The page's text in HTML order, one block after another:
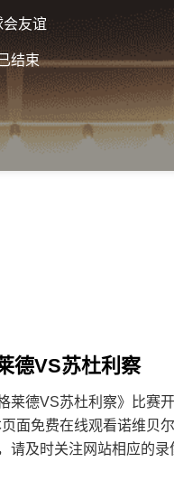
会友谊
结束
德VS苏杜利察
德VS苏杜利察》比赛
面免费在线观看诺维贝
及时关注网站相应的录